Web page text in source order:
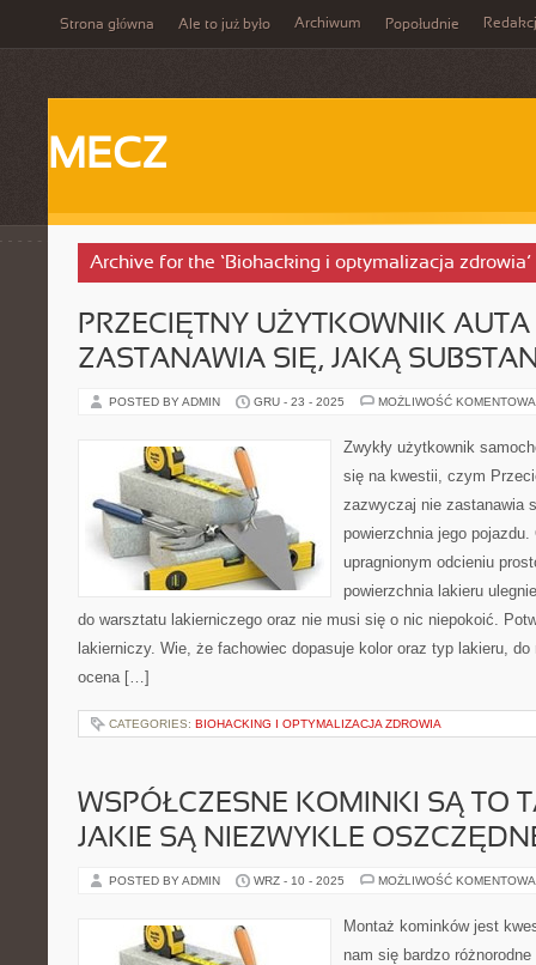
Strona główna Ale to już było Archiwum Popołudnie
MECZ
Archive for the ‘Biohacking i optymalizacja zdrowia’
PRZECIĘTNY UŻYTKOWNIK
ZASTANAWIA SIĘ, JAKĄ
POSTED BY ADMIN GRU - 23 - 2025 MOŻLIWOŚĆ
Zwykły użytkownik
się na kwestii, czym
zazwyczaj nie zastanawia
powierzchnia jego pojazdu.
upragnionym odcieniu
powierzchnia lakieru
do warsztatu lakierniczego oraz nie musi się o nic niepokoić.
lakierniczy. Wie, że fachowiec dopasuje kolor oraz typ lakieru,
ocena […]
CATEGORIES: BIOHACKING I OPTYMALIZACJA ZDROWIA
WSPÓŁCZESNE KOMINKI SĄ TO
JAKIE SĄ NIEZWYKLE
POSTED BY ADMIN WRZ - 10 - 2025 MOŻLIWOŚĆ
Montaż kominków jest
nam się bardzo